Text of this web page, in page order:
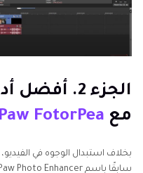
الجزء 2.
مع FotorPea